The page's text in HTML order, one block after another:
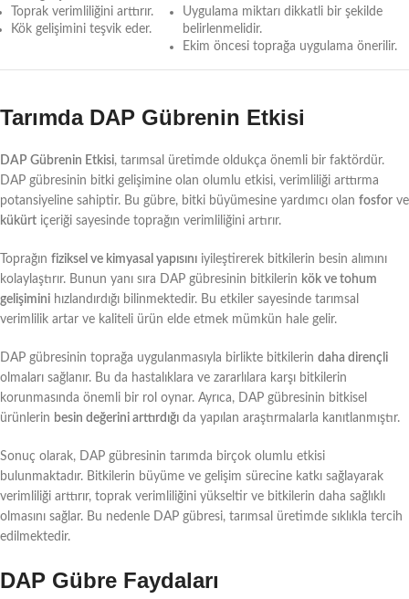
Toprak verimliliğini arttırır.
Kök gelişimini teşvik eder.
Uygulama miktarı dikkatli bir şekilde
belirlenmelidir.
Ekim öncesi toprağa uygulama önerilir.
Tarımda DAP Gübrenin Etkisi
DAP Gübrenin Etkisi, tarımsal üretimde oldukça önemli bir faktördür.
DAP gübresinin bitki gelişimine olan olumlu etkisi, verimliliği arttırma
potansiyeline sahiptir. Bu gübre, bitki büyümesine yardımcı olan fosfor ve
kükürt içeriği sayesinde toprağın verimliliğini artırır.
Toprağın fiziksel ve kimyasal yapısını iyileştirerek bitkilerin besin alımını
kolaylaştırır. Bunun yanı sıra DAP gübresinin bitkilerin kök ve tohum
gelişimini hızlandırdığı bilinmektedir. Bu etkiler sayesinde tarımsal
verimlilik artar ve kaliteli ürün elde etmek mümkün hale gelir.
DAP gübresinin toprağa uygulanmasıyla birlikte bitkilerin daha dirençli
olmaları sağlanır. Bu da hastalıklara ve zararlılara karşı bitkilerin
korunmasında önemli bir rol oynar. Ayrıca, DAP gübresinin bitkisel
ürünlerin besin değerini arttırdığı da yapılan araştırmalarla kanıtlanmıştır.
Sonuç olarak, DAP gübresinin tarımda birçok olumlu etkisi
bulunmaktadır. Bitkilerin büyüme ve gelişim sürecine katkı sağlayarak
verimliliği arttırır, toprak verimliliğini yükseltir ve bitkilerin daha sağlıklı
olmasını sağlar. Bu nedenle DAP gübresi, tarımsal üretimde sıklıkla tercih
edilmektedir.
DAP Gübre Faydaları